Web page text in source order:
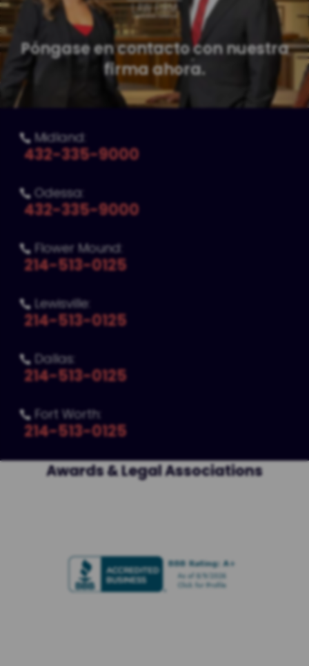
Póngase en contacto con nuestra
firma ahora.
 Midland:
432-335-9000
 Odessa:
432-335-9000
 Flower Mound:
214-513-0125
 Lewisville:
214-513-0125
 Dallas:
214-513-0125
 Fort Worth:
214-513-0125
Awards & Legal Associations